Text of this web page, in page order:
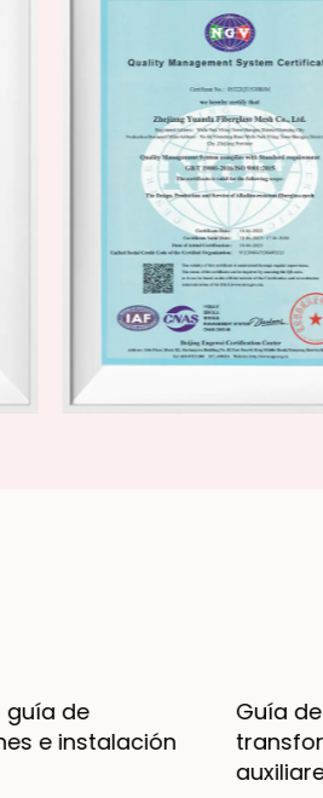
Guía de accesorios
transformadores y